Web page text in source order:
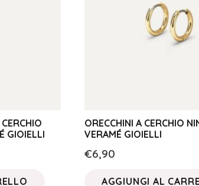
GIOIELLI
ORECCHINI A CERCHIO
VERAMÉ GIOIELLI
€6,90
AGGIUNGI AL